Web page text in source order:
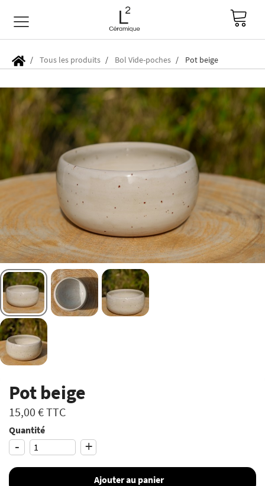
Tous les produits Bol Vide-poches Pot beige
Pot beige
15,00 €TTC
Quantité
- +
Ajouter au panier